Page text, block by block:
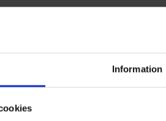
Information
genom att ta emot, behandla och
samhälle och en hållbar
det avfall som uppkommer.
och utför idag bland annat